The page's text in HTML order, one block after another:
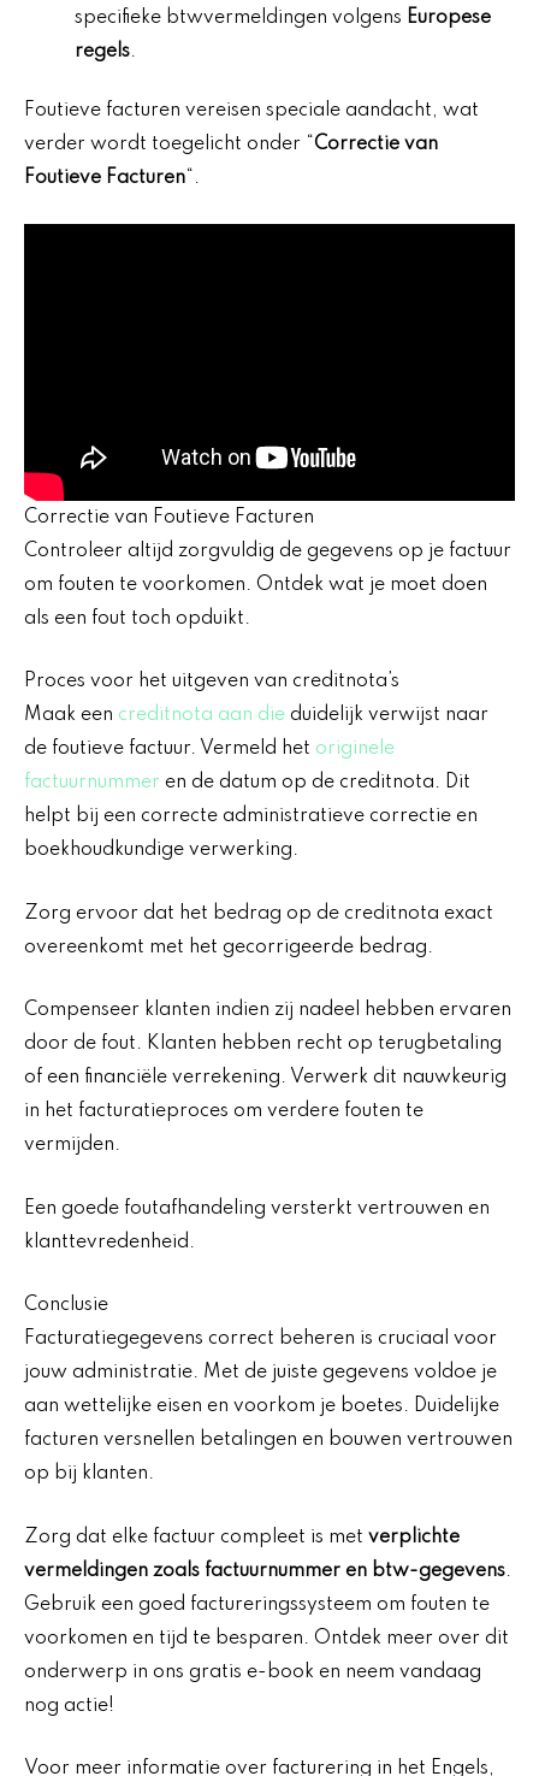
specifieke btwvermeldingen volgens Europese
regels.
Foutieve facturen vereisen speciale aandacht, wat
verder wordt toegelicht onder “Correctie van
Foutieve Facturen“.
Correctie van Foutieve Facturen
Controleer altijd zorgvuldig de gegevens op je factuur
om fouten te voorkomen. Ontdek wat je moet doen
als een fout toch opduikt.
Proces voor het uitgeven van creditnota’s
Maak een creditnota aan die duidelijk verwijst naar
de foutieve factuur. Vermeld het originele
factuurnummer en de datum op de creditnota. Dit
helpt bij een correcte administratieve correctie en
boekhoudkundige verwerking.
Zorg ervoor dat het bedrag op de creditnota exact
overeenkomt met het gecorrigeerde bedrag.
Compenseer klanten indien zij nadeel hebben ervaren
door de fout. Klanten hebben recht op terugbetaling
of een financiële verrekening. Verwerk dit nauwkeurig
in het facturatieproces om verdere fouten te
vermijden.
Een goede foutafhandeling versterkt vertrouwen en
klanttevredenheid.
Conclusie
Facturatiegegevens correct beheren is cruciaal voor
jouw administratie. Met de juiste gegevens voldoe je
aan wettelijke eisen en voorkom je boetes. Duidelijke
facturen versnellen betalingen en bouwen vertrouwen
op bij klanten.
Zorg dat elke factuur compleet is met verplichte
vermeldingen zoals factuurnummer en btw-gegevens.
Gebruik een goed factureringssysteem om fouten te
voorkomen en tijd te besparen. Ontdek meer over dit
onderwerp in ons gratis e-book en neem vandaag
nog actie!
Voor meer informatie over facturering in het Engels,